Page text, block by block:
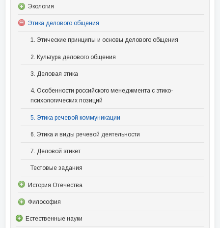
Экология
Этика делового общения
1. Этические принципы и основы делового общения
2. Культура делового общения
3. Деловая этика
4. Особенности российского менеджмента с этико-
психологических позиций
5. Этика речевой коммуникации
6. Этика и виды речевой деятельности
7. Деловой этикет
Тестовые задания
История Отечества
Философия
Естественные науки